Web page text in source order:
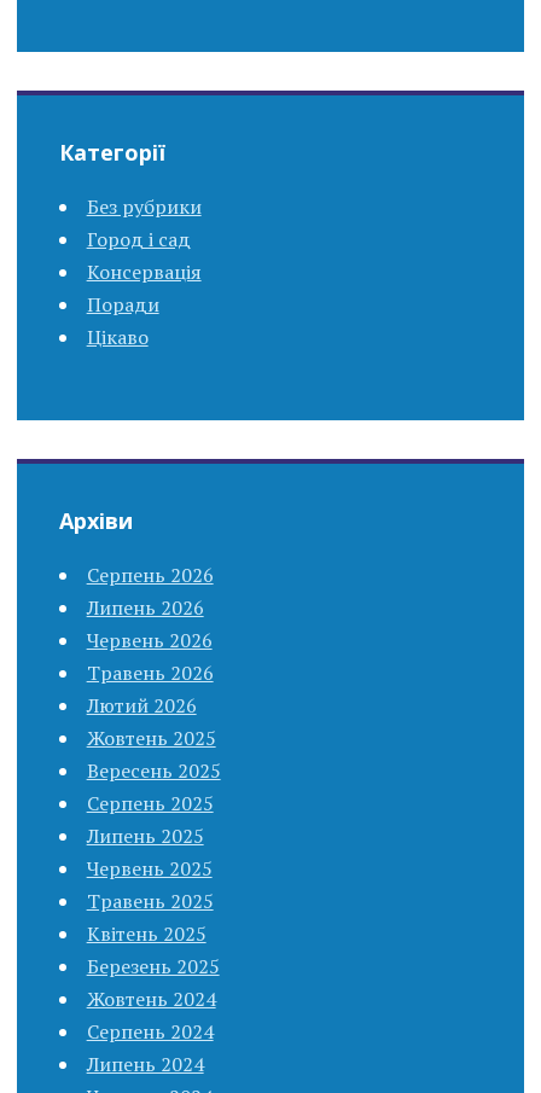
Категорії
Без рубрики
Город і сад
Консервація
Поради
Цікаво
Архіви
Серпень 2026
Липень 2026
Червень 2026
Травень 2026
Лютий 2026
Жовтень 2025
Вересень 2025
Серпень 2025
Липень 2025
Червень 2025
Травень 2025
Квітень 2025
Березень 2025
Жовтень 2024
Серпень 2024
Липень 2024